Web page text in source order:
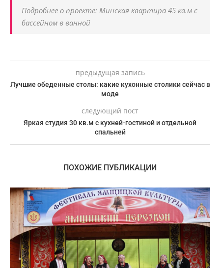
Подробнее о проекте: Минская квартира 45 кв.м с
бассейном в ванной
предыдущая запись
Лучшие обеденные столы: какие кухонные столики сейчас в
моде
следующий пост
Яркая студия 30 кв.м с кухней-гостиной и отдельной
спальней
ПОХОЖИЕ ПУБЛИКАЦИИ